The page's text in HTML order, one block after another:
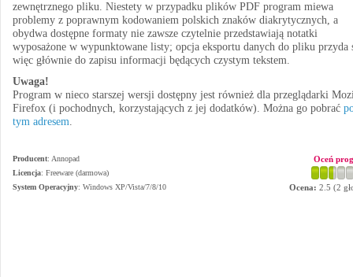
zewnętrznego pliku. Niestety w przypadku plików PDF program miewa
problemy z poprawnym kodowaniem polskich znaków diakrytycznych, a
obydwa dostępne formaty nie zawsze czytelnie przedstawiają notatki
wyposażone w wypunktowane listy; opcja eksportu danych do pliku przyda
więc głównie do zapisu informacji będących czystym tekstem.
Uwaga!
Program w nieco starszej wersji dostępny jest również dla przeglądarki
Firefox (i pochodnych, korzystających z jej dodatków). Można go pobrać
tym adresem.
Producent: Annopad
Licencja: Freeware (darmowa)
System Operacyjny: Windows XP/Vista/7/8/10
Oceń
Ocena: 2.5 (2